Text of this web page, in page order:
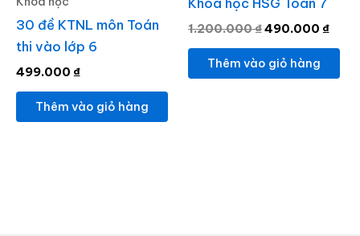
30 đề KTNL môn Toán
thi vào lớp 6
499.000 ₫
Thêm vào giỏ hàng
1.200.000₫490.000 ₫
Thêm vào giỏ hàng